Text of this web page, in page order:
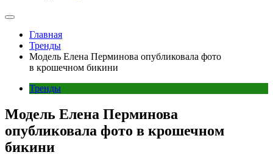
Главная
Тренды
Модель Елена Перминова опубликовала фото
в крошечном бикини
Тренды
Модель Елена Перминова
опубликовала фото в крошечном
бикини